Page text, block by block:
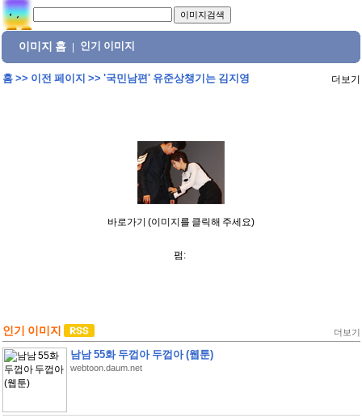
이미지 홈 인기 이미지
홈>> 이전 페이지 >> '국민남편' 유준상챙기는 김지영 더보기
바로가기 (이미지를 클릭해 주세요)
펌:
인기 이미지 더보기
남남 55화 두껍아 두껍아 (웹툰)
webtoon.daum.net